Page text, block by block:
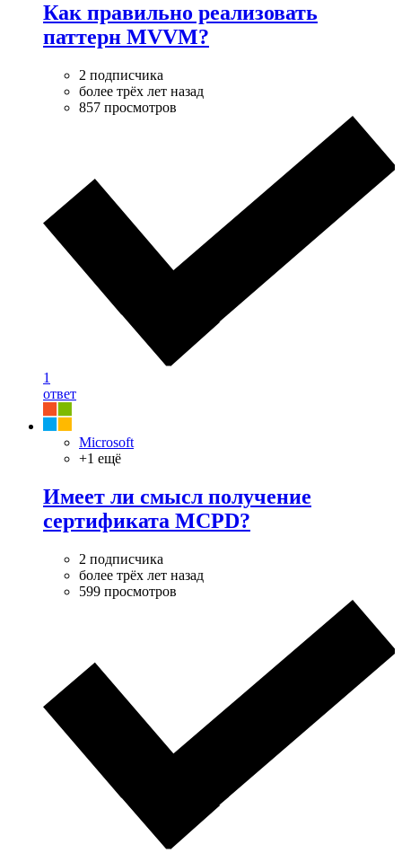
Как правильно реализовать
паттерн MVVM?
2 подписчика
более трёх лет назад
857 просмотров
1
ответ
Microsoft
+1 ещё
Имеет ли смысл получение
сертификата MCPD?
2 подписчика
более трёх лет назад
599 просмотров